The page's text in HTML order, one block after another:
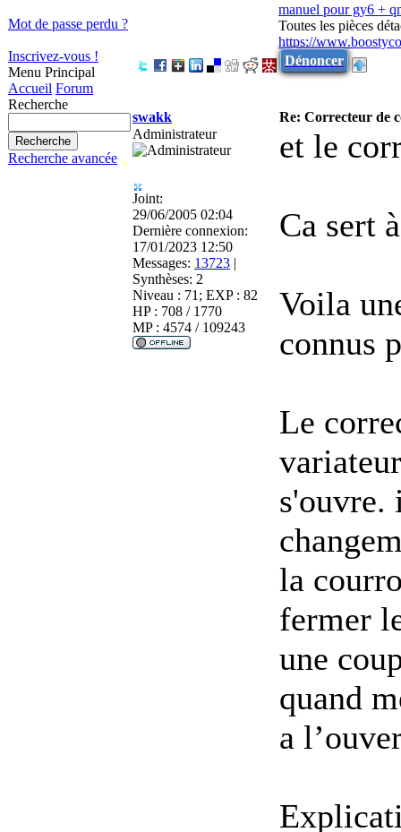
Mot de passe perdu ?
Inscrivez-vous !
Menu Principal
Accueil Forum
Recherche
Recherche avancée
manuel pour gy6 +
Toutes les pièces
https://
Dénoncer
swakk
Re: Correcteur de
Administrateur
Joint:
29/06/2005 02:04
Dernière connexion:
17/01/2023 12:50
Messages: 13723 |
Synthèses: 2
Niveau : 71; EXP : 82
HP : 708 / 1770
MP : 4574 / 109243
et le
Ca sert
Voila
connus
Le
s'ouvre.
la
fermer
une
quand
a